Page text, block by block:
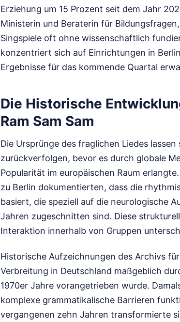
Erziehung um 15 Prozent seit dem Jahr
Ministerin und Beraterin für
Singspiele oft ohne wissenschaftlich
konzentriert sich auf Einrichtungen in
Ergebnisse für das kommende Quartal
Die Historische
Ram Sam Sam
Die Ursprünge des fraglichen Liedes
zurückverfolgen, bevor es durch globale
Popularität im europäischen Raum
zu Berlin dokumentierten, dass die
basiert, die speziell auf die neurologische
Jahren zugeschnitten sind. Diese
Interaktion innerhalb von Gruppen
Historische Aufzeichnungen des Archivs
Verbreitung in Deutschland maßgeblich
1970er Jahre vorangetrieben wurde.
komplexe grammatikalische Barrieren
vergangenen zehn Jahren transformierte